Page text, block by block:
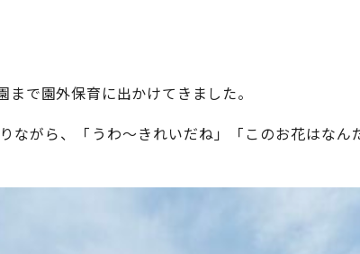
で園外保育に出かけてきました。
ながら、「うわ〜きれいだね」「このお花はなん